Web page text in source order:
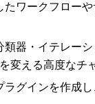
たワークフロー
類器・イテレー
変える高度なチ
ラグインを作成